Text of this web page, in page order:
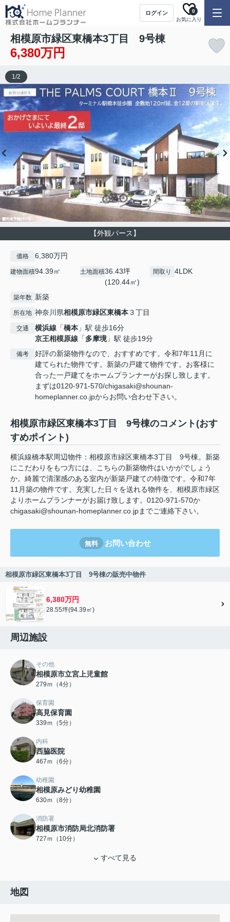
ログイン
お気に入り
0
相模原市緑区東橋本3丁目 9号棟
6,380万円
【外観パース】
1/2
価格 6,380万円
建物面積94.39㎡ 土地面積36.43坪
(120.44㎡)
間取り 4LDK
築年数 新築
所在地 神奈川県相模原市緑区東橋本３丁目
交通 横浜線 「橋本 」駅 徒歩16分
京王相模原線 「多摩境」駅 徒歩19分
備考
好評の新築物件なので、おすすめです。令和7年11月に
建てられた物件です。新築の戸建て物件です。お客様に
合った一戸建てをホームプランナーがお探し致します。
まずは0120-971-570/chigasaki@shounan-
homeplanner.co.jpからお問い合わせ下さい。
相模原市緑区東橋本3丁目 9号棟のコメント(おす
すめポイント)
横浜線橋本駅周辺物件：相模原市緑区東橋本3丁目 9号棟。新築
にこだわりをもつ方には、こちらの新築物件はいかがでしょう
か。綺麗で清潔感のある室内が新築戸建ての特徴です。令和7年
11月築の物件です。充実した日々を送れる物件を、相模原市緑区
よりホームプランナーがお届け致します。0120-971-570か
chigasaki@shounan-homeplanner.co.jpまでご連絡下さい。
無料 お問い合わせ
相模原市緑区東橋本3丁目 9号棟の販売中物件
6,380万円
28.55坪(94.39㎡)
周辺施設
その他
相模原市立宮上児童館
279ｍ（4分）
保育園
高見保育園
339ｍ（5分）
内科
西脇医院
467ｍ（6分）
幼稚園
相模原みどり幼稚園
630ｍ（8分）
消防署
相模原市消防局北消防署
727ｍ（10分）
すべて見る
地図